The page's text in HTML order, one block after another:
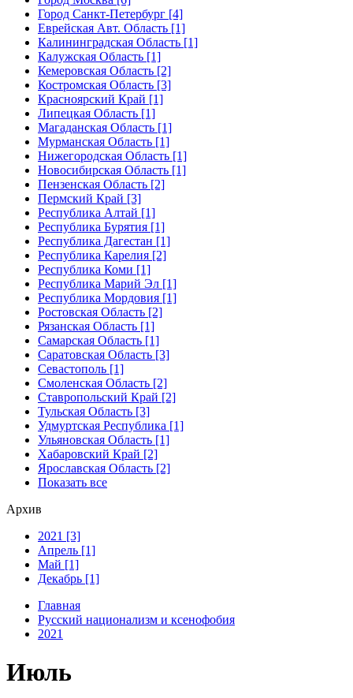
Город Санкт-Петербург [4]
Еврейская Авт. Область [1]
Калининградская Область [1]
Калужская Область [1]
Кемеровская Область [2]
Костромская Область [3]
Красноярский Край [1]
Липецкая Область [1]
Магаданская Область [1]
Мурманская Область [1]
Нижегородская Область [1]
Новосибирская Область [1]
Пензенская Область [2]
Пермский Край [3]
Республика Алтай [1]
Республика Бурятия [1]
Республика Дагестан [1]
Республика Карелия [2]
Республика Коми [1]
Республика Марий Эл [1]
Республика Мордовия [1]
Ростовская Область [2]
Рязанская Область [1]
Самарская Область [1]
Саратовская Область [3]
Севастополь [1]
Смоленская Область [2]
Ставропольский Край [2]
Тульская Область [3]
Удмуртская Республика [1]
Ульяновская Область [1]
Хабаровский Край [2]
Ярославская Область [2]
Показать все
Архив
2021 [3]
Апрель [1]
Май [1]
Декабрь [1]
Главная
Русский национализм и ксенофобия
2021
Июль